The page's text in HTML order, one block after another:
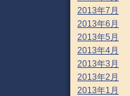
2013年7月
2013年6月
2013年5月
2013年4月
2013年3月
2013年2月
2013年1月